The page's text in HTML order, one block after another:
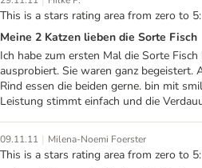
This is a stars rating area from zero to
Meine 2 Katzen lieben die Sorte Fisch
Ich habe zum ersten Mal die Sorte
ausprobiert. Sie waren ganz begeistert.
Rind essen die beiden gerne. bin mit
Leistung stimmt einfach und die
09.11.11 | Milena-Noemi Foerster
This is a stars rating area from zero to